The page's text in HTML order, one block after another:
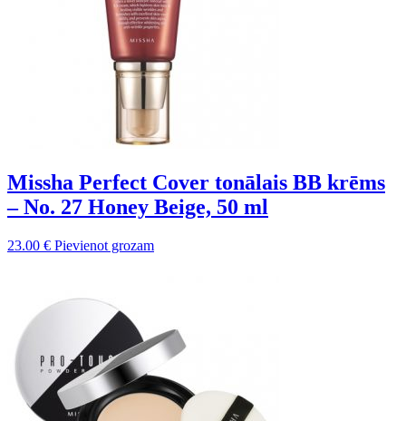
Missha Perfect Cover tonālais BB krēms
– No. 27 Honey Beige, 50 ml
23.00 € Pievienot grozam